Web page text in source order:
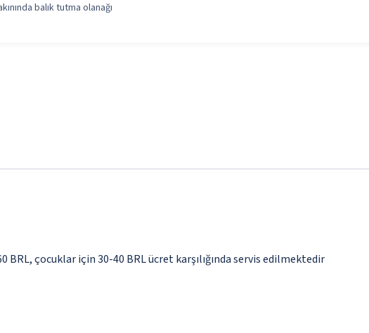
balık tutma olanağı
çocuklar için 30-40 BRL ücret karşılığında servis edilmektedir